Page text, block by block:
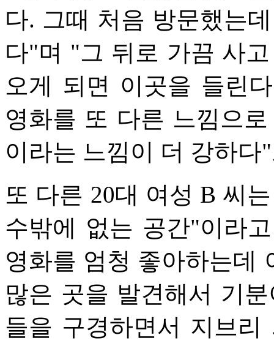
다. 그때 처음 방문했는
다"며 "그 뒤로 가끔 사
오게 되면 이곳을 들린
영화를 또 다른 느낌으
이라는 느낌이 더 강하다
또 다른 20대 여성 B 씨
수밖에 없는 공간"이라
영화를 엄청 좋아하는데
많은 곳을 발견해서 기
들을 구경하면서 지브